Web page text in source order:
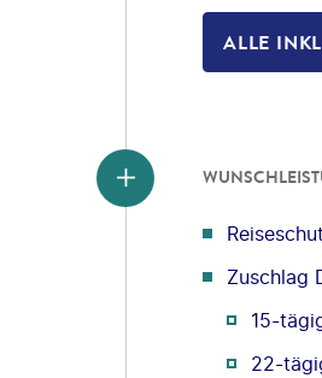
ALLE
Zuschlag
15-
22-